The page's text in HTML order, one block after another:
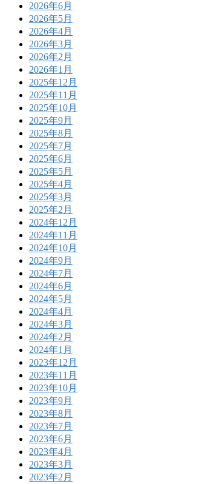
2026年6月
2026年5月
2026年4月
2026年3月
2026年2月
2026年1月
2025年12月
2025年11月
2025年10月
2025年9月
2025年8月
2025年7月
2025年6月
2025年5月
2025年4月
2025年3月
2025年2月
2024年12月
2024年11月
2024年10月
2024年9月
2024年7月
2024年6月
2024年5月
2024年4月
2024年3月
2024年2月
2024年1月
2023年12月
2023年11月
2023年10月
2023年9月
2023年8月
2023年7月
2023年6月
2023年4月
2023年3月
2023年2月